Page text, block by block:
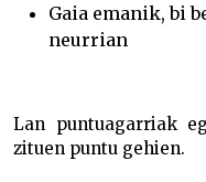
Gaia emanik, bi
neurrian
Lan puntuagarriak
zituen puntu gehien.